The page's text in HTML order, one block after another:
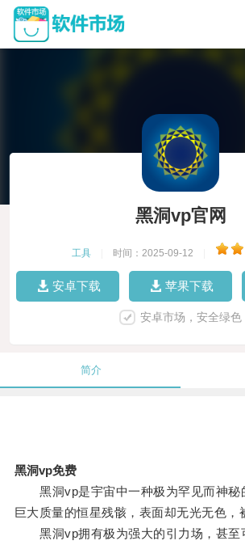
黑洞vp官网
工具 时间：2025-09-12
安卓下载 苹果下载
安卓市场，安全绿色
简介
黑洞vp免费
黑洞vp是宇宙中一种极为罕见而神秘
巨大质量的恒星残骸，表面却无光无色，
黑洞vp拥有极为强大的引力场，甚至